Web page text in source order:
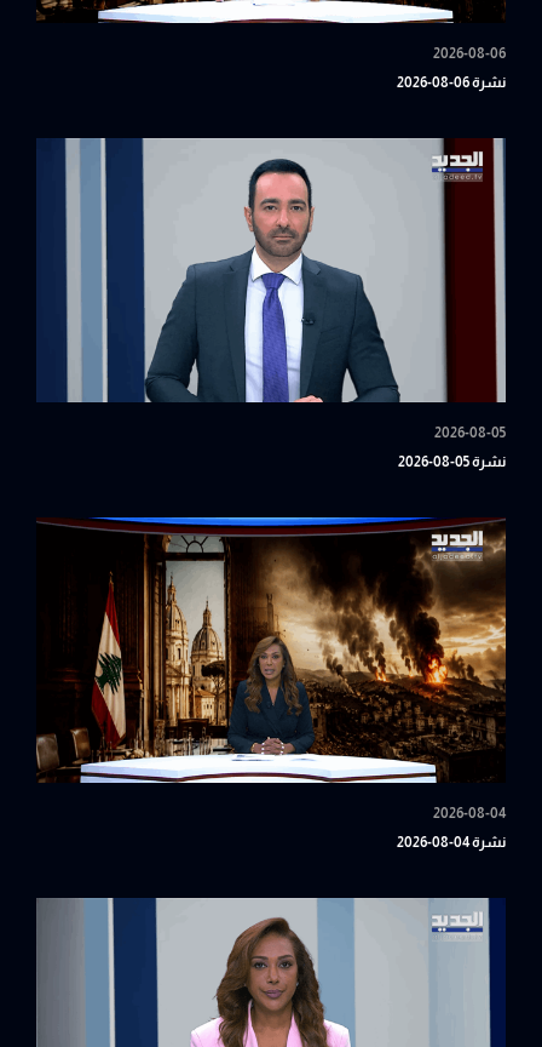
2026-08-06
نشرة 06-08-2026
2026-08-05
نشرة 05-08-2026
2026-08-04
نشرة 04-08-2026